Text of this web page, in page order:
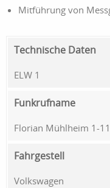
Mitführung von
Technische Daten
ELW 1
Funkrufname
Florian Mühlheim 1-
Fahrgestell
Volkswagen